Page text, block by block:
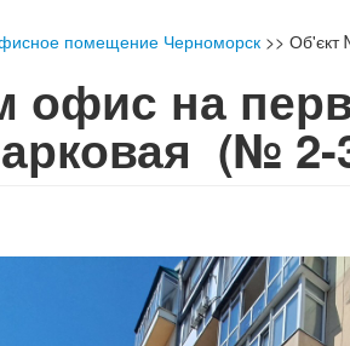
помещение Черноморск >> Об'єкт
офис на
(№ 2-